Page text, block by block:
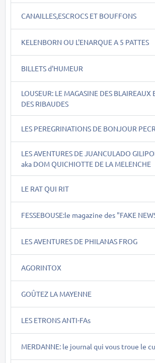
CANAILLES,ESCROCS ET BOUFFONS
KELENBORN OU L'ENARQUE A 5 PATTES
BILLETS d'HUMEUR
LOUSEUR: LE MAGASINE DES BLAIREAUX
DES RIBAUDES
LES PEREGRINATIONS DE BONJOUR
LES AVENTURES DE JUANCULADO
aka DOM QUICHIOTTE DE LA MELENCHE
LE RAT QUI RIT
FESSEBOUSE:le magazine des "FAKE
LES AVENTURES DE PHILANAS FROG
AGORINTOX
GOÛTEZ LA MAYENNE
LES ETRONS ANTI-FAs
MERDANNE: le journal qui vous troue le